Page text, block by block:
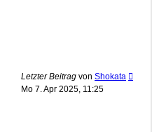
Letzter Beitrag von Shokata
Mo 7. Apr 2025, 11:25